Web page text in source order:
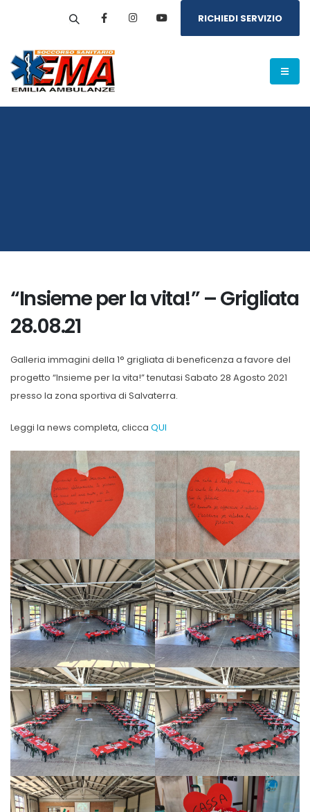
RICHIEDI SERVIZIO
“Insieme per la vita!” – Grigliata
28.08.21
Galleria immagini della 1° grigliata di beneficenza a favore del
progetto “Insieme per la vita!” tenutasi Sabato 28 Agosto 2021
presso la zona sportiva di Salvaterra.
Leggi la news completa, clicca QUI